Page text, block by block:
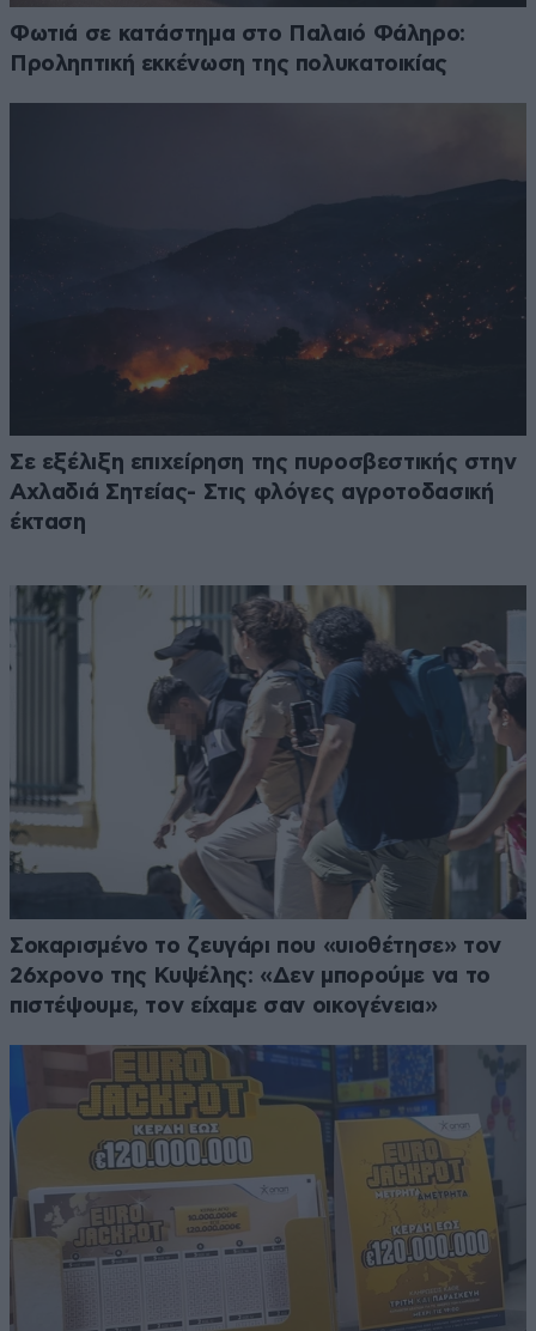
Φωτιά σε κατάστημα στο Παλαιό Φάληρο:
Προληπτική εκκένωση της πολυκατοικίας
Σε εξέλιξη επιχείρηση της πυροσβεστικής στην
Αχλαδιά Σητείας- Στις φλόγες αγροτοδασική
έκταση
Σοκαρισμένο το ζευγάρι που «υιοθέτησε» τον
26χρονο της Κυψέλης: «Δεν μπορούμε να το
πιστέψουμε, τον είχαμε σαν οικογένεια»